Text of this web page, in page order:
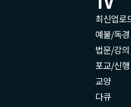
최신업로
예불/독경
법문/강의
포교/신행
교양
다큐